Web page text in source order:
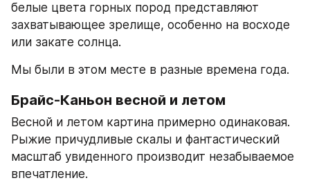
белые цвета горных пород представляют
захватывающее зрелище, особенно на восходе
или закате солнца.
Мы были в этом месте в разные времена года.
Брайс-Каньон весной и летом
Весной и летом картина примерно одинаковая.
Рыжие причудливые скалы и фантастический
масштаб увиденного производит незабываемое
впечатление.